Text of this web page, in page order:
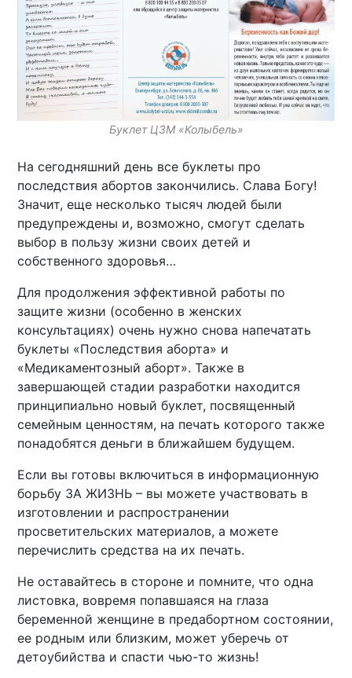
Буклет ЦЗМ «Колыбель»
На сегодняшний день все буклеты про
последствия абортов закончились. Слава Богу!
Значит, еще несколько тысяч людей были
предупреждены и, возможно, смогут сделать
выбор в пользу жизни своих детей и
собственного здоровья…
Для продолжения эффективной работы по
защите жизни (особенно в женских
консультациях) очень нужно снова напечатать
буклеты «Последствия аборта» и
«Медикаментозный аборт». Также в
завершающей стадии разработки находится
принципиально новый буклет, посвященный
семейным ценностям, на печать которого также
понадобятся деньги в ближайшем будущем.
Если вы готовы включиться в информационную
борьбу ЗА ЖИЗНЬ – вы можете участвовать в
изготовлении и распространении
просветительских материалов, а можете
перечислить средства на их печать.
Не оставайтесь в стороне и помните, что одна
листовка, вовремя попавшаяся на глаза
беременной женщине в предабортном состоянии,
ее родным или близким, может уберечь от
детоубийства и спасти чью-то жизнь!